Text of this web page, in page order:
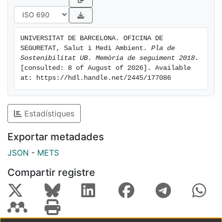
UNIVERSITAT DE BARCELONA. OFICINA DE
SEGURETAT, Salut i Medi Ambient. Pla de
Sostenibilitat UB. Memòria de seguiment 2018.
[consulted: 8 of August of 2026]. Available
at: https://hdl.handle.net/2445/177086
Estadístiques
Exportar metadades
JSON - METS
Compartir registre